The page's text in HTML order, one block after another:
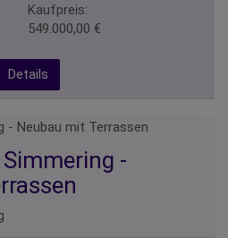
Kaufpreis:
549.000,00 €
Details
-